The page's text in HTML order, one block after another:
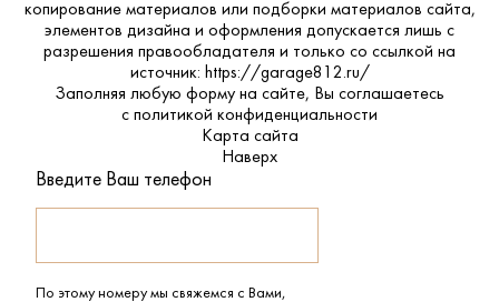
копирование материалов или подборки материалов сайта,
элементов дизайна и оформления допускается лишь с
разрешения правообладателя и только со ссылкой на
источник: https://garage812.ru/
Заполняя любую форму на сайте, Вы соглашаетесь
с политикой конфиденциальности
Карта сайта
Наверх
Введите Ваш телефон
По этому номеру мы свяжемся с Вами,